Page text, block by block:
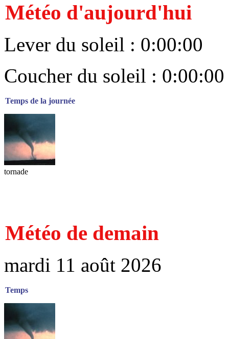
Météo d'aujourd'hui
Lever du soleil : 0:00:00
Coucher du soleil : 0:00:00
Temps de la journée
tornade
Météo de demain
mardi 11 août 2026
Temps